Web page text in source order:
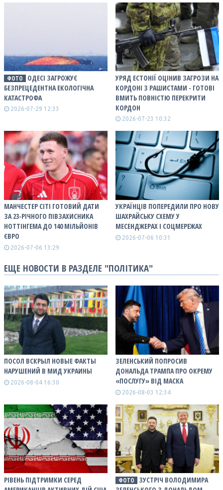
ФОТО
ОДЕСІ ЗАГРОЖУЄ
БЕЗПРЕЦЕДЕНТНА ЕКОЛОГІЧНА
КАТАСТРОФА
2026-07-29 12:33
УРЯД ЕСТОНІЇ ОЦІНИВ ЗАГРОЗИ НА
КОРДОНІ З РАШИСТАМИ - ГОТОВІ
ВМИТЬ ПОВНІСТЮ ПЕРЕКРИТИ
КОРДОН
2026-07-23 10:32
МАНЧЕСТЕР СІТІ ГОТОВИЙ ДАТИ
ЗА 23-РІЧНОГО ПІВЗАХИСНИКА
НОТТІНГЕМА ДО 140 МІЛЬЙОНІВ
ЄВРО
2026-07-06 13:29
УКРАЇНЦІВ ПОПЕРЕДИЛИ ПРО НОВУ
ШАХРАЙСЬКУ СХЕМУ У
МЕСЕНДЖЕРАХ І СОЦМЕРЕЖАХ
2026-07-06 10:31
ЕЩЕ НОВОСТИ В РАЗДЕЛЕ "ПОЛІТИКА"
ПОСОЛ ВСКРЫЛ НОВЫЕ ФАКТЫ
НАРУШЕНИЙ В МИД УКРАИНЫ
2026-08-04 16:30
ЗЕЛЕНСЬКИЙ ПОПРОСИВ
ДОНАЛЬДА ТРАМПА ПРО ОКРЕМУ
«ПОСЛУГУ» ВІД МАСКА
2026-08-03 12:34
РІВЕНЬ ПІДТРИМКИ СЕРЕД
ФОТО
ЗУСТРІЧ ВОЛОДИМИРА